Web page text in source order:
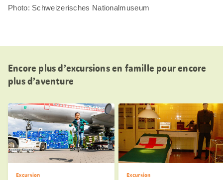
Photo: Schweizerisches Nationalmuseum
Encore plus d’excursions en famille pour encore
plus d’aventure
Excursion Excursion